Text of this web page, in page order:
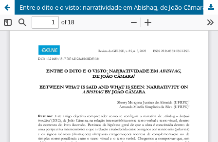
Entre o dito e o visto: narratividade em Abishag, de João Câmara